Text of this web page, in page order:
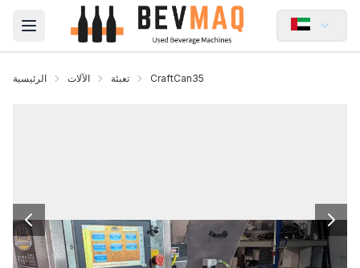
Open main menu
الرئيسية الآلات تعبئة CraftCan35